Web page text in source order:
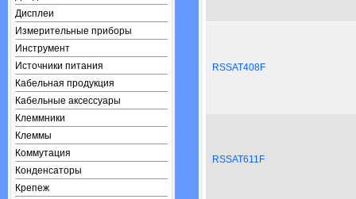
Дисплеи
Измерительные приборы
Инструмент
Источники питания
Кабельная продукция
Кабельные аксессуары
Клеммники
Клеммы
Коммутация
Конденсаторы
Крепеж
RSSAT408F
RSSAT611F